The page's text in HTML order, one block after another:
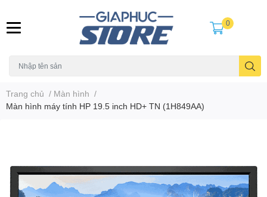
0
Trang chủ / Màn hình /
Màn hình máy tính HP 19.5 inch HD+ TN (1H849AA)